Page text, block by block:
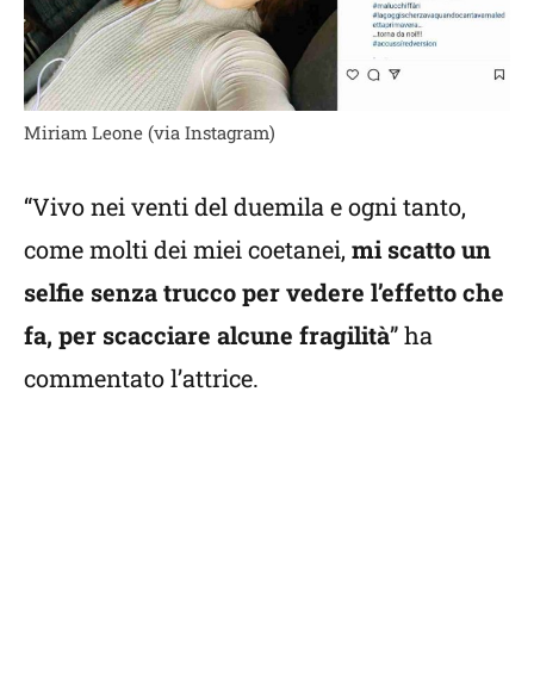
Miriam Leone (via Instagram)
“Vivo nei venti del duemila e ogni tanto,
come molti dei miei coetanei, mi scatto un
selfie senza trucco per vedere l’effetto che
fa, per scacciare alcune fragilità” ha
commentato l’attrice.